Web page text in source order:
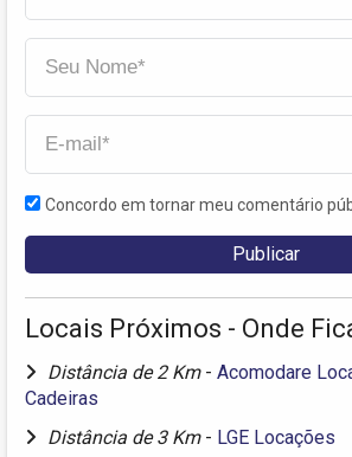
Concordo em tornar meu comentário
Locais Próximos - Onde
Distância de 2 Km - Acomodare
Cadeiras
Distância de 3 Km - LGE Locações